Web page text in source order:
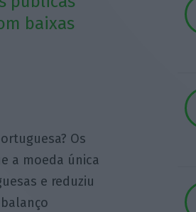
baixas
Os
a moeda única
e reduziu